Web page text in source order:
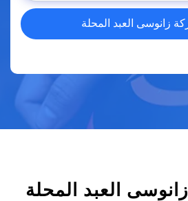
زانوسى العبد المحلة
العبد المحلة